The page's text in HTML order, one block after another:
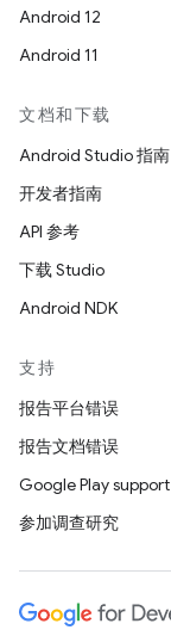
Android 12
Android 11
文档和下载
Android Studio 指南
开发者指南
API 参考
下载 Studio
Android NDK
支持
报告平台错误
报告文档错误
Google Play support
参加调查研究